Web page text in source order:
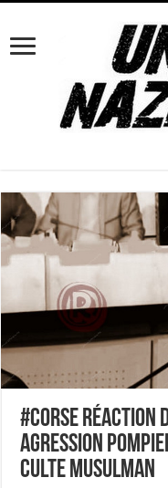
#Corse Réaction
Agression
culte musulman